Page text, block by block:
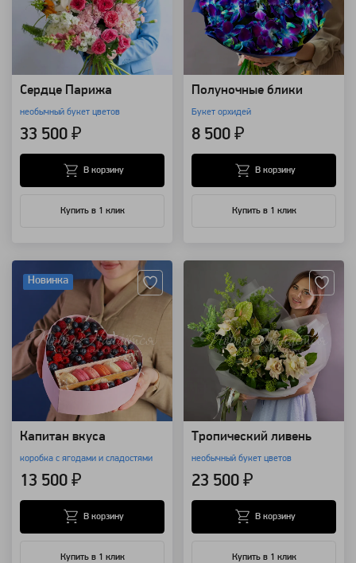
Сердце Парижа
необычный букет цветов
33 500 ₽
Купить в 1 клик
В корзину
Полуночные блики
Букет орхидей
8 500 ₽
Купить в 1 клик
В корзину
Новинка
Капитан вкуса
коробка с ягодами и сладостями
13 500 ₽
Купить в 1 клик
В корзину
Тропический ливень
необычный букет цветов
23 500 ₽
Купить в 1 клик
В корзину